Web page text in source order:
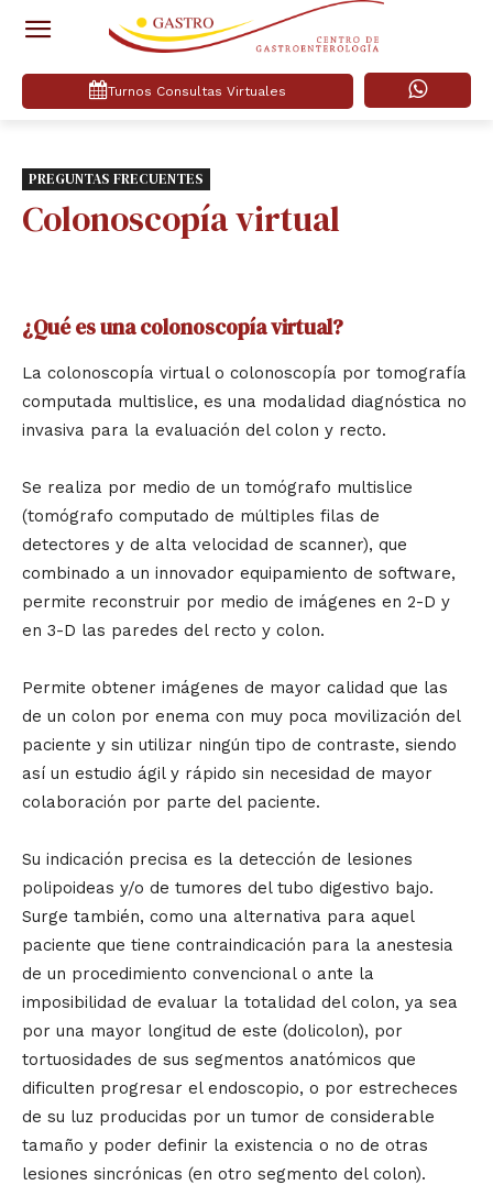
Turnos Consultas Virtuales
PREGUNTAS FRECUENTES
Colonoscopía virtual
¿Qué es una colonoscopía virtual?
La colonoscopía virtual o colonoscopía por tomografía
computada multislice, es una modalidad diagnóstica no
invasiva para la evaluación del colon y recto.
Se realiza por medio de un tomógrafo multislice
(tomógrafo computado de múltiples filas de
detectores y de alta velocidad de scanner), que
combinado a un innovador equipamiento de software,
permite reconstruir por medio de imágenes en 2-D y
en 3-D las paredes del recto y colon.
Permite obtener imágenes de mayor calidad que las
de un colon por enema con muy poca movilización del
paciente y sin utilizar ningún tipo de contraste, siendo
así un estudio ágil y rápido sin necesidad de mayor
colaboración por parte del paciente.
Su indicación precisa es la detección de lesiones
polipoideas y/o de tumores del tubo digestivo bajo.
Surge también, como una alternativa para aquel
paciente que tiene contraindicación para la anestesia
de un procedimiento convencional o ante la
imposibilidad de evaluar la totalidad del colon, ya sea
por una mayor longitud de este (dolicolon), por
tortuosidades de sus segmentos anatómicos que
dificulten progresar el endoscopio, o por estrecheces
de su luz producidas por un tumor de considerable
tamaño y poder definir la existencia o no de otras
lesiones sincrónicas (en otro segmento del colon).